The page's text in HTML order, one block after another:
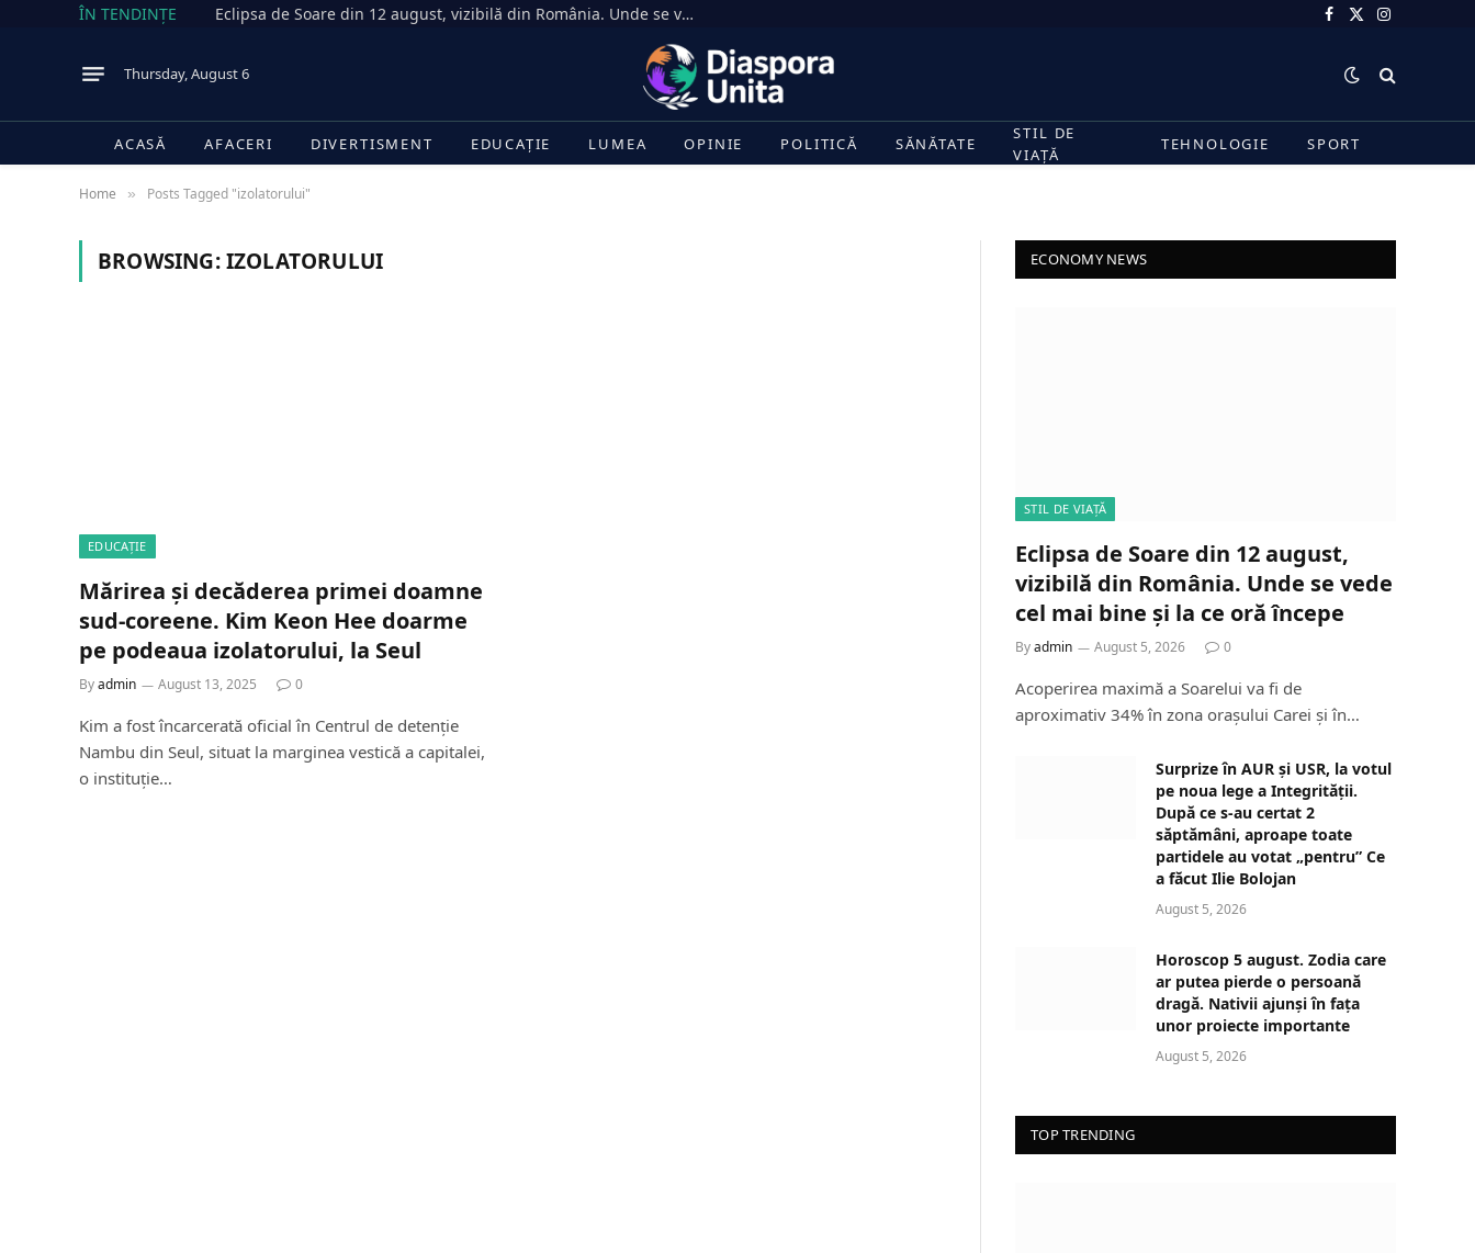
ÎN TENDINȚE Eclipsa de Soare din 12 august, vizibilă din România. Unde se vede cel mai bine și la ce oră începe Facebook
X
Instagram
Thursday, August 6
ACASĂ AFACERI DIVERTISMENT EDUCAȚIE LUMEA OPINIE POLITICĂ SĂNĂTATE
STIL DE
VIAȚĂ
TEHNOLOGIE SPORT
Home » Posts Tagged "izolatorului"
BROWSING:IZOLATORULUI
EDUCAȚIE
Mărirea și decăderea primei doamne
sud-coreene. Kim Keon Hee doarme
pe podeaua izolatorului, la Seul
Byadmin August 13, 2025 0
Kim a fost încarcerată oficial în Centrul de detenție
Nambu din Seul, situat la marginea vestică a capitalei,
o instituție…
ECONOMY NEWS
STIL DE VIAȚĂ
Eclipsa de Soare din 12 august,
vizibilă din România. Unde se vede
cel mai bine și la ce oră începe
Byadmin August 5, 2026 0
Acoperirea maximă a Soarelui va fi de
aproximativ 34% în zona orașului Carei și în…
Surprize în AUR și USR, la votul
pe noua lege a Integrității.
După ce s-au certat 2
săptămâni, aproape toate
partidele au votat „pentru” Ce
a făcut Ilie Bolojan
August 5, 2026
Horoscop 5 august. Zodia care
ar putea pierde o persoană
dragă. Nativii ajunși în fața
unor proiecte importante
August 5, 2026
TOP TRENDING